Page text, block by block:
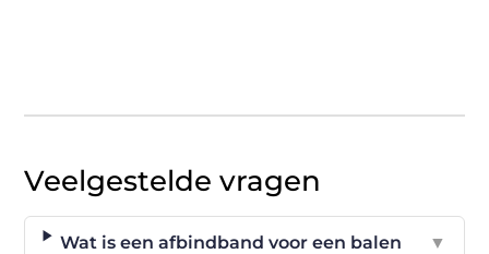
Veelgestelde vragen
Wat is een afbindband voor een balen
▼